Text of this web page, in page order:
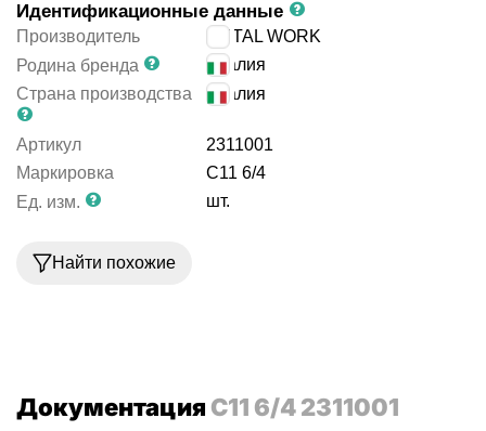
Идентификационные данные
Производитель
METAL WORK
Родина бренда
Италия
Страна производства
Италия
Артикул
2311001
Маркировка
C11 6/4
Ед. изм.
шт.
Найти похожие
Документация C11 6/4 2311001